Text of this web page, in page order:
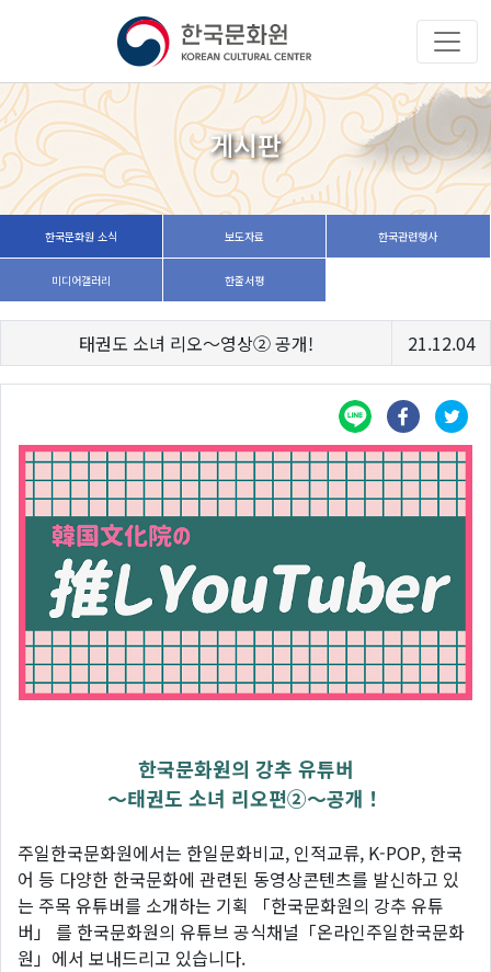
게시판
한국문화원 소식 보도자료 한국관련행사
미디어갤러리 한줄서평
태권도 소녀 리오～영상② 공개! 21.12.04
한국문화원의 강추 유튜버
〜태권도 소녀 리오편②〜공개！
주일한국문화원에서는 한일문화비교, 인적교류, K-POP, 한국
어 등 다양한 한국문화에 관련된 동영상콘텐츠를 발신하고 있
는 주목 유튜버를 소개하는 기획 「한국문화원의 강추 유튜
버」 를 한국문화원의 유튜브 공식채널「온라인주일한국문화
원」에서 보내드리고 있습니다.